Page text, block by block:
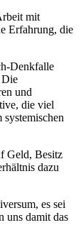
mit
Erfahrung, die
Denkfalle
Die
und
die viel
Geld, Besitz
dazu
es sei
uns damit das